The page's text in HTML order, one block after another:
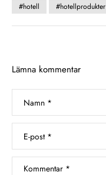
#hotell #hotellprodukter
Lämna kommentar
Namn *
E-post *
Kommentar *